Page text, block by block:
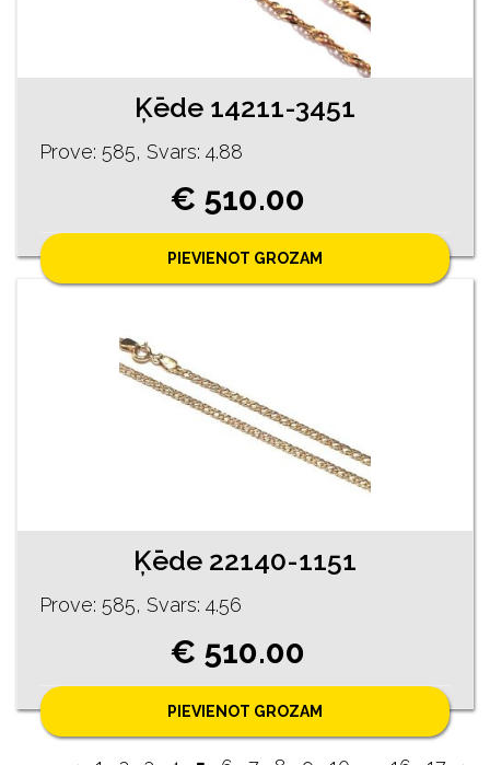
Ķēde 14211-3451
Prove: 585, Svars: 4.88
€ 510.00
PIEVIENOT GROZAM
Ķēde 22140-1151
Prove: 585, Svars: 4.56
€ 510.00
PIEVIENOT GROZAM